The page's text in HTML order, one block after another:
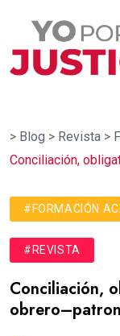
> Blog > Revista >
Conciliación,
#FORMACIÓN
#REVISTA
Conciliación,